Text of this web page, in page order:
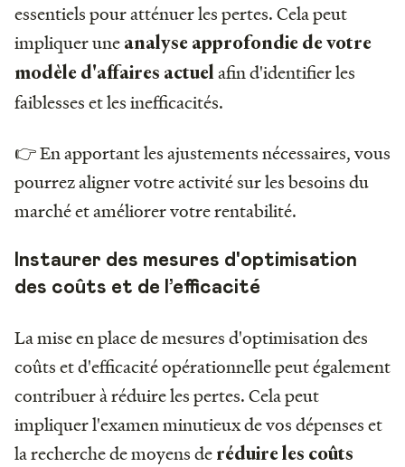
essentiels pour atténuer les pertes. Cela peut
impliquer une analyse approfondie de votre
modèle d'affaires actuel afin d'identifier les
faiblesses et les inefficacités.
👉 En apportant les ajustements nécessaires, vous
pourrez aligner votre activité sur les besoins du
marché et améliorer votre rentabilité.
Instaurer des mesures d'optimisation
des coûts et de l’efficacité
La mise en place de mesures d'optimisation des
coûts et d'efficacité opérationnelle peut également
contribuer à réduire les pertes. Cela peut
impliquer l'examen minutieux de vos dépenses et
la recherche de moyens de réduire les coûts